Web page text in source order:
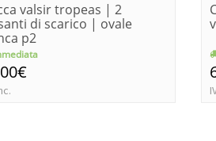
valsir tropeas | 2
di scarico | ovale
p2